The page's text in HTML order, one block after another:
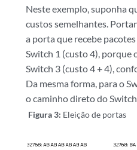
Neste exemplo, suponha
custos semelhantes.
a porta que recebe
Switch 1 (custo 4), porque
Switch 3 (custo 4 + 4),
Da mesma forma, para o
o caminho direto do Switch
Figura 3: Eleição de portas